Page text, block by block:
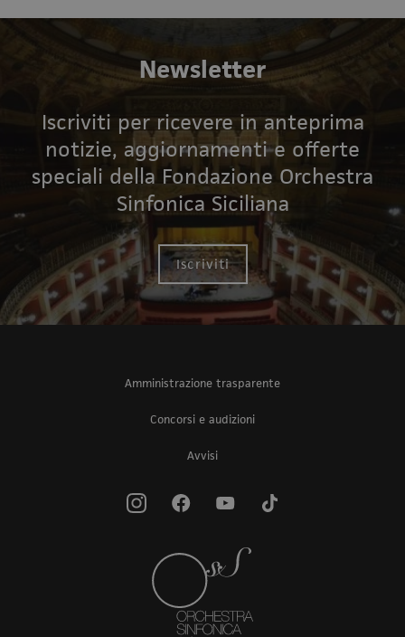
Newsletter
Iscriviti per ricevere in anteprima
notizie, aggiornamenti e offerte
speciali della Fondazione Orchestra
Sinfonica Siciliana
Iscriviti
Amministrazione trasparente
Concorsi e audizioni
Avvisi